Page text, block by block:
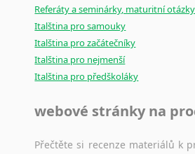
Referáty a seminárky, maturitní
Italština pro samouky
Italština pro začátečníky
Italština pro nejmenší
Italština pro předškoláky
webové stránky na
Přečtěte si recenze materiálů k